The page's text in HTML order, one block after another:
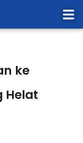
ke
Helat